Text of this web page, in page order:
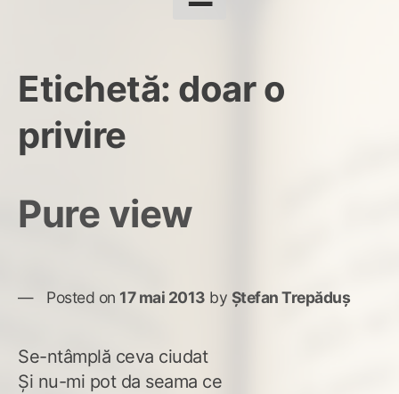
Etichetă: doar o
privire
Pure view
Posted on 17 mai 2013 by Ștefan Trepăduș
Se-ntâmplă ceva ciudat
Şi nu-mi pot da seama ce